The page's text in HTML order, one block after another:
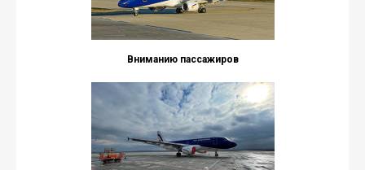
Вниманию пассажиров